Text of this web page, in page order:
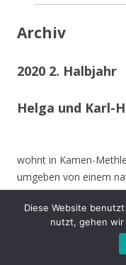
Archiv
2020 2. Halbjahr
Helga und Karl-
wohnt in Kamen-
umgeben von einem
naturnahen Wiesen,
Bäumen. Die Stämme
zu Teilen im Garten
Vögeln als Nahrungs-
Diese Website
nutzt, gehen wir